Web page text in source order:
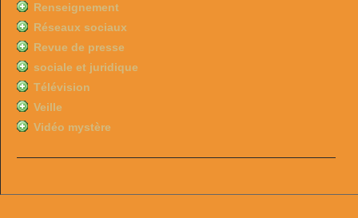
Renseignement
Réseaux sociaux
Revue de presse
sociale et juridique
Télévision
Veille
Vidéo mystère